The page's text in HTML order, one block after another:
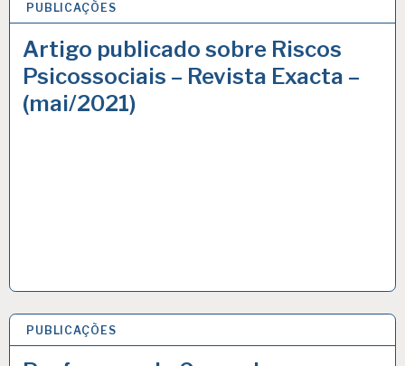
PUBLICAÇÕES
Artigo publicado sobre Riscos
Psicossociais – Revista Exacta –
(mai/2021)
16 MAIO 2021
PUBLICAÇÕES
7 DEZ 2020